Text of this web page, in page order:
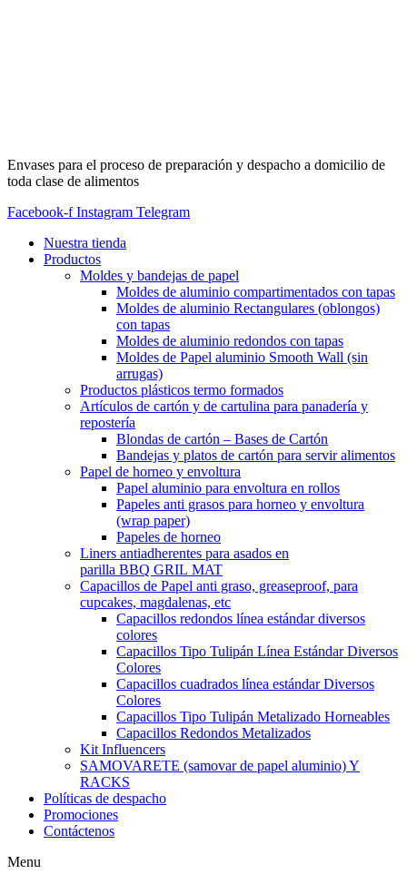
Envases para el proceso de preparación y despacho a domicilio de
toda clase de alimentos
Facebook-f Instagram Telegram
Nuestra tienda
Productos
Moldes y bandejas de papel
Moldes de aluminio compartimentados con tapas
Moldes de aluminio Rectangulares (oblongos)
con tapas
Moldes de aluminio redondos con tapas
Moldes de Papel aluminio Smooth Wall (sin
arrugas)
Productos plásticos termo formados
Artículos de cartón y de cartulina para panadería y
repostería
Blondas de cartón – Bases de Cartón
Bandejas y platos de cartón para servir alimentos
Papel de horneo y envoltura
Papel aluminio para envoltura en rollos
Papeles anti grasos para horneo y envoltura
(wrap paper)
Papeles de horneo
Liners antiadherentes para asados en
parilla BBQ GRIL MAT
Capacillos de Papel anti graso, greaseproof, para
cupcakes, magdalenas, etc
Capacillos redondos línea estándar diversos
colores
Capacillos Tipo Tulipán Línea Estándar Diversos
Colores
Capacillos cuadrados línea estándar Diversos
Colores
Capacillos Tipo Tulipán Metalizado Horneables
Capacillos Redondos Metalizados
Kit Influencers
SAMOVARETE (samovar de papel aluminio) Y
RACKS
Políticas de despacho
Promociones
Contáctenos
Menu